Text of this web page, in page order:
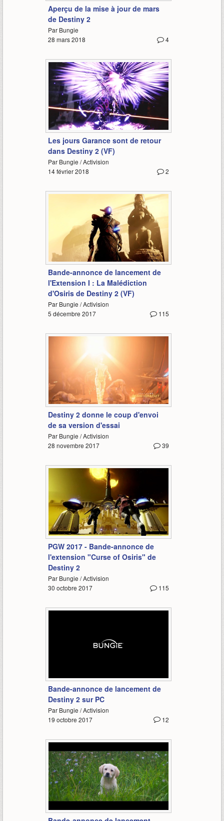
Aperçu de la mise à jour de mars
de Destiny 2
Par Bungie
4
28 mars 2018
Les jours Garance sont de retour
dans Destiny 2 (VF)
Par Bungie / Activision
2
14 février 2018
1:56
Bande-annonce de lancement de
l'Extension I : La Malédiction
d'Osiris de Destiny 2 (VF)
Par Bungie / Activision
115
5 décembre 2017
0:30
Destiny 2 donne le coup d'envoi
de sa version d'essai
Par Bungie / Activision
39
28 novembre 2017
1:46
PGW 2017 - Bande-annonce de
l'extension "Curse of Osiris" de
Destiny 2
Par Bungie / Activision
115
30 octobre 2017
Bande-annonce de lancement de
Destiny 2 sur PC
Par Bungie / Activision
12
19 octobre 2017